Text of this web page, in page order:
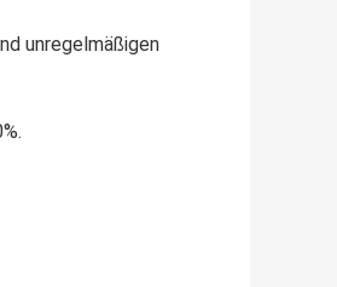
unregelmäßigen